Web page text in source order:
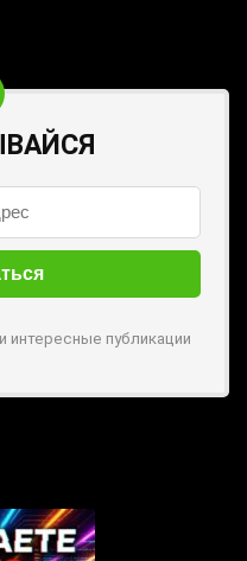
интересные публикации